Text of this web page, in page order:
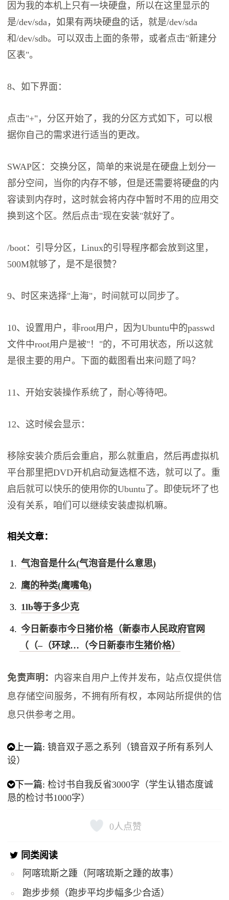
因为我的本机上只有一块硬盘，所以在这里显示的
是/dev/sda，如果有两块硬盘的话，就是/dev/sda
和/dev/sdb。可以双击上面的条带，或者点击"新建分
区表"。
8、如下界面：
点击"+"，分区开始了，我的分区方式如下，可以根
据你自己的需求进行适当的更改。
SWAP区：交换分区，简单的来说是在硬盘上划分一
部分空间，当你的内存不够，但是还需要将硬盘的内
容读到内存时，这时就会将内存中暂时不用的应用交
换到这个区。然后点击"现在安装"就好了。
/boot：引导分区，Linux的引导程序都会放到这里，
500M就够了，是不是很赞？
9、时区来选择"上海"，时间就可以同步了。
10、设置用户，非root用户，因为Ubuntu中的passwd
文件中root用户是被"！"的，不可用状态，所以这就
是很主要的用户。下面的截图看出来问题了吗？
11、开始安装操作系统了，耐心等待吧。
12、这时候会显示：
移除安装介质后会重启，那么就重启，然后再虚拟机
平台那里把DVD开机启动复选框不选，就可以了。重
启后就可以快乐的使用你的Ubuntu了。即使玩坏了也
没有关系，咱们可以继续安装虚拟机嘛。
相关文章：
气泡音是什么(气泡音是什么意思)
鹰的种类(鹰嘴龟)
1lb等于多少克
今日新泰市今日猪价格（新泰市人民政府官网
（（–（环球…（今日新泰市生猪价格）
免责声明： 内容来自用户上传并发布，站点仅提供信
息存储空间服务，不拥有所有权，本网站所提供的信
息只供参考之用。
上一篇:镜音双子恶之系列（镜音双子所有系列人
设）
下一篇:检讨书自我反省3000字（学生认错态度诚
恳的检讨书1000字）
0人点赞
同类阅读
阿喀琉斯之踵（阿喀琉斯之踵的故事）
跑步步频（跑步平均步幅多少合适）